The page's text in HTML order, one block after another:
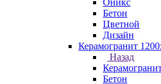
Оникс
Бетон
Цветной
Дизайн
Керамогранит
Назад
Бетон